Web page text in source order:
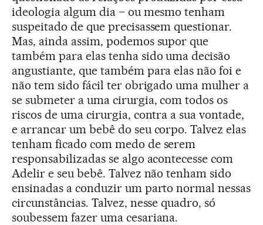
ideologia algum dia – ou mesmo tenham
suspeitado de que precisassem questionar.
Mas, ainda assim, podemos supor que
também para elas tenha sido uma decisão
angustiante, que também para elas não foi e
não tem sido fácil ter obrigado uma mulher a
se submeter a uma cirurgia, com todos os
riscos de uma cirurgia, contra a sua vontade,
e arrancar um bebê do seu corpo. Talvez elas
tenham ficado com medo de serem
responsabilizadas se algo acontecesse com
Adelir e seu bebê. Talvez não tenham sido
ensinadas a conduzir um parto normal nessas
circunstâncias. Talvez, nesse quadro, só
soubessem fazer uma cesariana.